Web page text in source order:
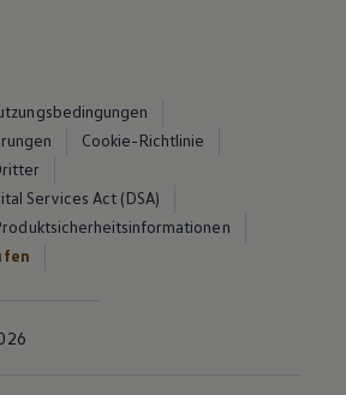
Cookie-Richtlinie
Services Act (DSA)